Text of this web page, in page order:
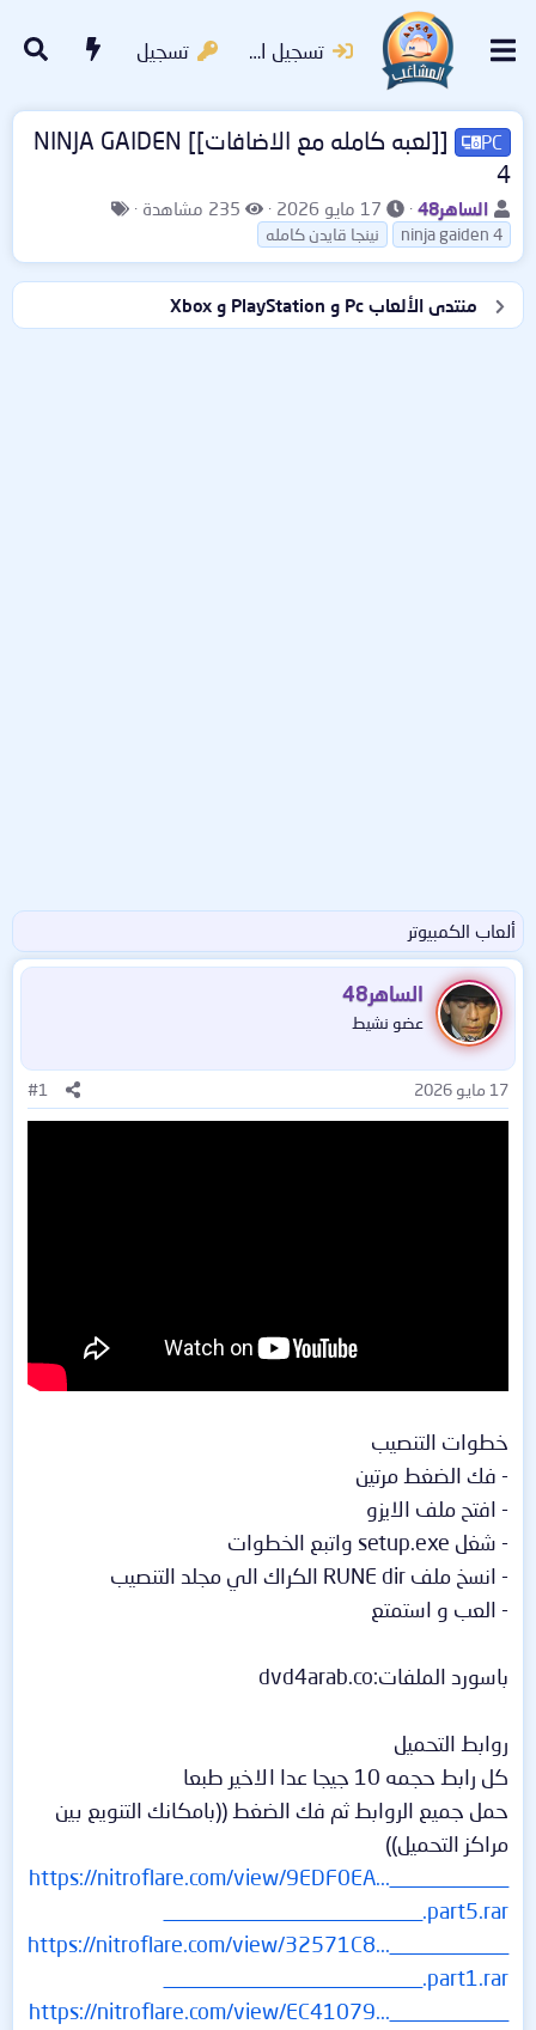
تسجيل الدخول تسجيل
PC
[[لعبه كامله مع الاضافات]] NINJA GAIDEN
4
ب
ا
د
ئ
ل
الساهر48
ت
ر
ي
خ
ا
17 مايو 2026
ا
م
ش
ا
ه
235 مشاهدة
ا
و
س
م
ninja gaiden 4 نينجا قايدن كامله
منتدى الألعاب Pc و PlayStation و Xbox
ألعاب الكمبيوتر
الساهر48
عضو نشيط
17 مايو 2026 #1
خطوات التنصيب
- فك الضغط مرتين
- افتح ملف الايزو
- شغل setup.exe واتبع الخطوات
- انسخ ملف RUNE dir الكراك الي مجلد التنصيب
- العب و استمتع
باسورد الملفات:dvd4arab.co
روابط التحميل
كل رابط حجمه 10 جيجا عدا الاخير طبعا
حمل جميع الروابط ثم فك الضغط ((بامكانك التنويع بين
مراكز التحميل))
https://nitroflare.com/view/9EDF0EA...___________
________________________.part5.rar
https://nitroflare.com/view/32571C8...___________
________________________.part1.rar
https://nitroflare.com/view/EC41079...___________